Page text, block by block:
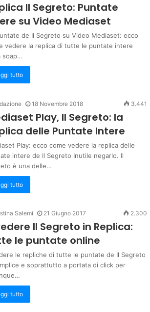
Il Segreto: Puntate
su Video Mediaset
de Il Segreto su Video Mediaset: ecco
vedere la replica di tutte le puntate intere
soap…
tutto
18 Novembre 2018 3.441
Play, Il Segreto: la
delle Puntate Intere
Play: ecco come vedere la replica delle
intere de Il Segreto Inutile negarlo. Il
è una delle…
tutto
Salemi 21 Giugno 2017 2.300
Il Segreto in Replica:
le puntate online
le repliche di tutte le puntate de Il Segreto
e soprattutto a portata di click per
tutto